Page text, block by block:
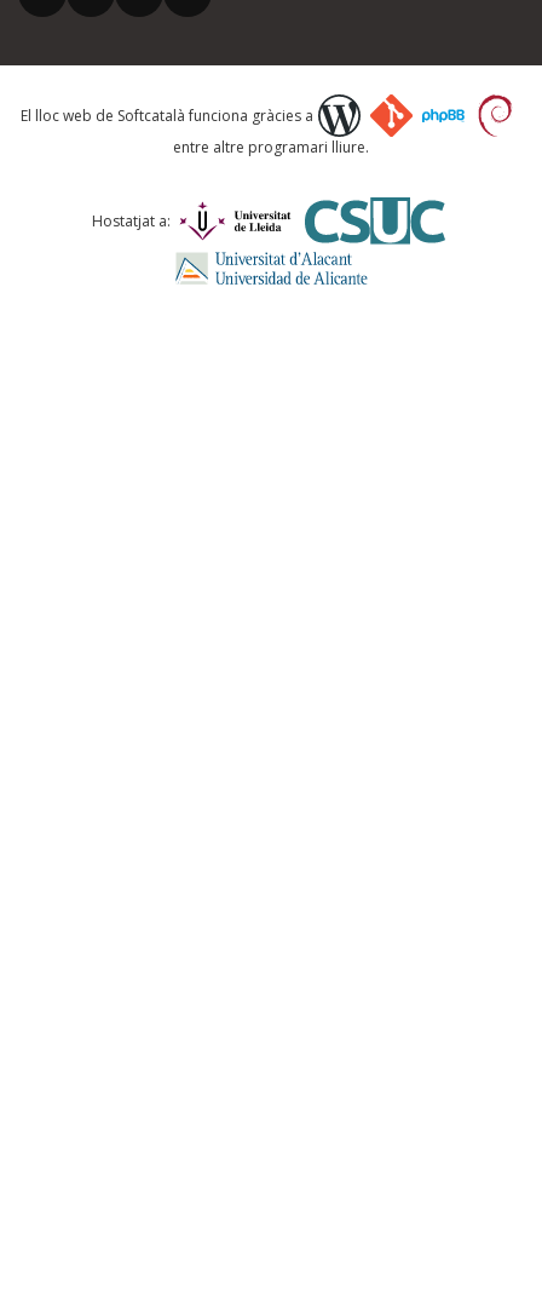
Què proposeu?
Comentari *
El lloc web de Softcatalà funciona gràcies a
entre altre programari lliure.
Hostatjat a: